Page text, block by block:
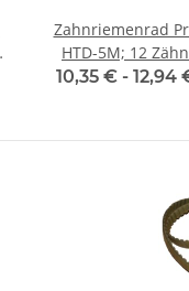
Zahnriemenrad
HTD-5M; 12
Riemenbreite 25
10,35 € - 12,94